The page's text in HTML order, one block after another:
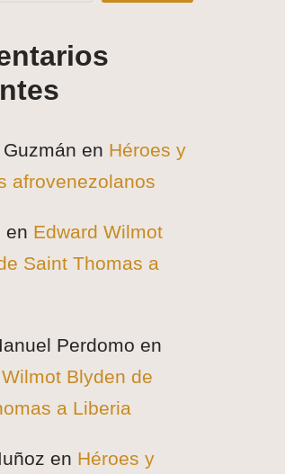
en Héroes y
afrovenezolanos
en Edward Wilmot
Saint Thomas a
Perdomo en
Blyden de
a Liberia
en Héroes y